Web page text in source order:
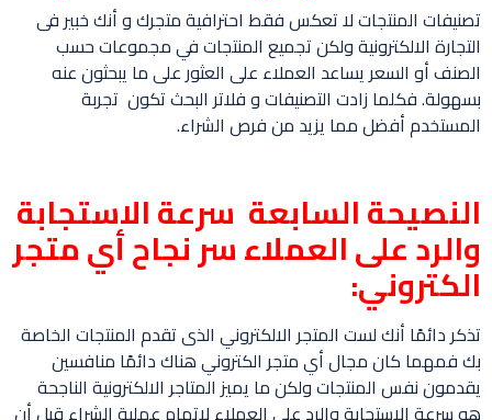
تصنيفات المنتجات لا تعكس فقط احترافية متجرك و أنك خبير فى
التجارة الالكترونية ولكن تجميع المنتجات في مجموعات حسب
الصنف أو السعر يساعد العملاء على العثور على ما يبحثون عنه
بسهولة. فكلما زادت التصنيفات و فلاتر البحث تكون تجربة
المستخدم أفضل مما يزيد من فرص الشراء.
النصيحة السابعة سرعة الاستجابة
والرد على العملاء سر نجاح أي متجر
الكتروني:
تذكر دائمًا أنك لست المتجر الالكتروني الذى تقدم المنتجات الخاصة
بك فمهما كان مجال أي متجر الكتروني هناك دائمًا منافسين
يقدمون نفس المنتجات ولكن ما يميز المتاجر الالكترونية الناجحة